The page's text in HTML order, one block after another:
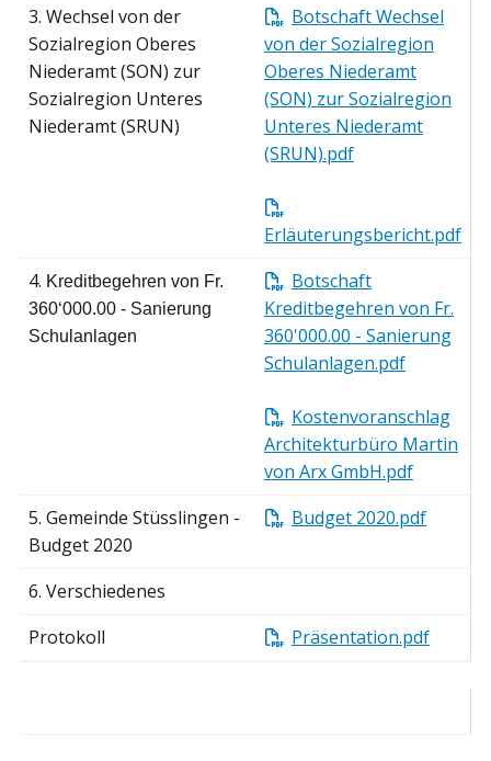
3. Wechsel von der
Sozialregion Oberes
Niederamt (SON) zur
Sozialregion Unteres
Niederamt (SRUN)
Botschaft Wechsel
von der Sozialregion
Oberes Niederamt
(SON) zur Sozialregion
Unteres Niederamt
(SRUN).pdf
Erläuterungsbericht.pdf
4. Kreditbegehren von Fr.
360‘000.00 - Sanierung
Schulanlagen
Botschaft
Kreditbegehren von Fr.
360'000.00 - Sanierung
Schulanlagen.pdf
Kostenvoranschlag
Architekturbüro Martin
von Arx GmbH.pdf
5. Gemeinde Stüsslingen -
Budget 2020
Budget 2020.pdf
6. Verschiedenes
Protokoll
Präsentation.pdf